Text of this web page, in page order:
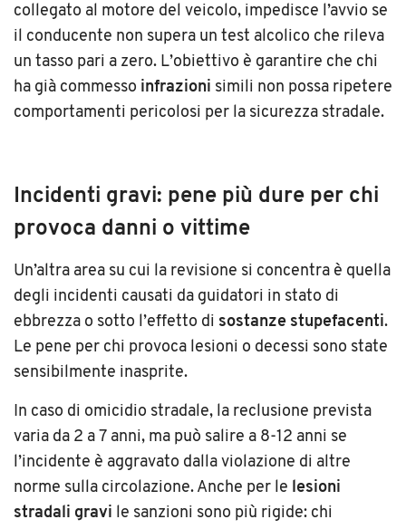
collegato al motore del veicolo, impedisce l’avvio se
il conducente non supera un test alcolico che rileva
un tasso pari a zero. L’obiettivo è garantire che chi
ha già commesso infrazioni simili non possa ripetere
comportamenti pericolosi per la sicurezza stradale.
Incidenti gravi: pene più dure per chi
provoca danni o vittime
Un’altra area su cui la revisione si concentra è quella
degli incidenti causati da guidatori in stato di
ebbrezza o sotto l’effetto di sostanze stupefacenti.
Le pene per chi provoca lesioni o decessi sono state
sensibilmente inasprite.
In caso di omicidio stradale, la reclusione prevista
varia da 2 a 7 anni, ma può salire a 8-12 anni se
l’incidente è aggravato dalla violazione di altre
norme sulla circolazione. Anche per le lesioni
stradali gravi le sanzioni sono più rigide: chi